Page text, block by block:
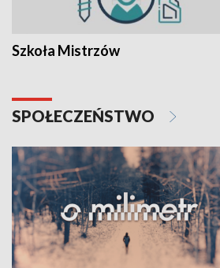
Szkoła Mistrzów
SPOŁECZEŃSTWO